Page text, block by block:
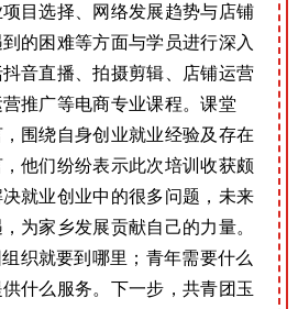
目选择、网络发展趋势与店铺
的困难等方面与学员进行深入
音直播、拍摄剪辑、店铺运营
推广等电商专业课程。课堂
，围绕自身创业就业经验及存在
他们纷纷表示此次培训收获颇
就业创业中的很多问题，未来
为家乡发展贡献自己的力量。
织就要到哪里；青年需要什么
什么服务。下一步，共青团玉